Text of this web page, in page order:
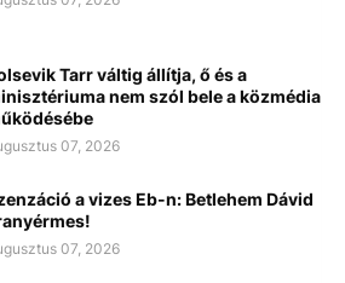
Tarr váltig állítja, ő és a
nem szól bele a közmédia
07, 2026
a vizes Eb-n: Betlehem Dávid
07, 2026